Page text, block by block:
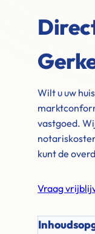
Wilt u uw
vastgoed.
kunt de
Vraag